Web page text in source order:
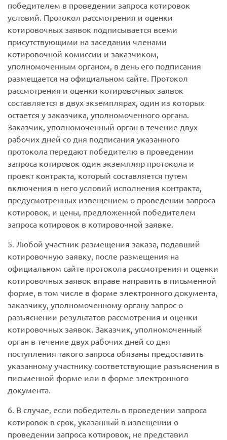
победителем в проведении запроса котировок
условий. Протокол рассмотрения и оценки
котировочных заявок подписывается всеми
присутствующими на заседании членами
котировочной комиссии и заказчиком,
уполномоченным органом, в день его подписания
размещается на официальном сайте. Протокол
рассмотрения и оценки котировочных заявок
составляется в двух экземплярах, один из которых
остается у заказчика, уполномоченного органа.
Заказчик, уполномоченный орган в течение двух
рабочих дней со дня подписания указанного
протокола передают победителю в проведении
запроса котировок один экземпляр протокола и
проект контракта, который составляется путем
включения в него условий исполнения контракта,
предусмотренных извещением о проведении запроса
котировок, и цены, предложенной победителем
запроса котировок в котировочной заявке.
5. Любой участник размещения заказа, подавший
котировочную заявку, после размещения на
официальном сайте протокола рассмотрения и оценки
котировочных заявок вправе направить в письменной
форме, в том числе в форме электронного документа,
заказчику, уполномоченному органу запрос о
разъяснении результатов рассмотрения и оценки
котировочных заявок. Заказчик, уполномоченный
орган в течение двух рабочих дней со дня
поступления такого запроса обязаны предоставить
указанному участнику соответствующие разъяснения в
письменной форме или в форме электронного
документа.
6. В случае, если победитель в проведении запроса
котировок в срок, указанный в извещении о
проведении запроса котировок, не представил